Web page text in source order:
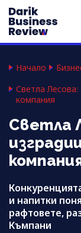
Начало
Светла
компания
Светла
и напитки
рафтовете,
Къмпани